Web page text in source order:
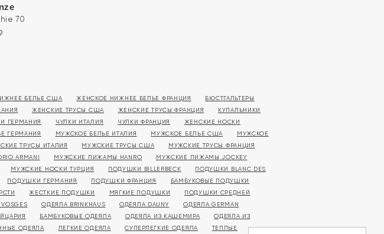
70
БЕЛЬЕ США ЖЕНСКОЕ НИЖНЕЕ БЕЛЬЕ ФРАНЦИЯ
БЮСТГАЛЬТЕРЫ
ЖЕНСКИЕ ТРУСЫ США ЖЕНСКИЕ ТРУСЫ ФРАНЦИЯ
КУПАЛЬНИКИ
ГЕРМАНИЯ ЧУЛКИ ИТАЛИЯ ЧУЛКИ ФРАНЦИЯ
ЖЕНСКИЕ НОСКИ
ГЕРМАНИЯ МУЖСКОЕ БЕЛЬЕ ИТАЛИЯ МУЖСКОЕ БЕЛЬЕ США
МУЖСКОЕ
ТРУСЫ ИТАЛИЯ МУЖСКИЕ ТРУСЫ США
МУЖСКИЕ ТРУСЫ ФРАНЦИЯ
ARMANI МУЖСКИЕ ПИЖАМЫ HANRO
МУЖСКИЕ ПИЖАМЫ JOCKEY
МУЖСКИЕ НОСКИ ТУРЦИЯ ПОДУШКИ BILLERBECK
ПОДУШКИ BLANC DES
ПОДУШКИ ГЕРМАНИЯ ПОДУШКИ ФРАНЦИЯ
БАМБУКОВЫЕ ПОДУШКИ
ЖЕСТКИЕ ПОДУШКИ МЯГКИЕ ПОДУШКИ
ПОДУШКИ СРЕДНЕЙ
ОДЕЯЛА BRINKHAUS ОДЕЯЛА DAUNY
ОДЕЯЛА GERMAN
БАМБУКОВЫЕ ОДЕЯЛА ОДЕЯЛА ИЗ КАШЕМИРА
ОДЕЯЛА ИЗ
ОДЕЯЛА ЛЕГКИЕ ОДЕЯЛА СУПЕРЛЕГКИЕ ОДЕЯЛА ТЕПЛЫЕ